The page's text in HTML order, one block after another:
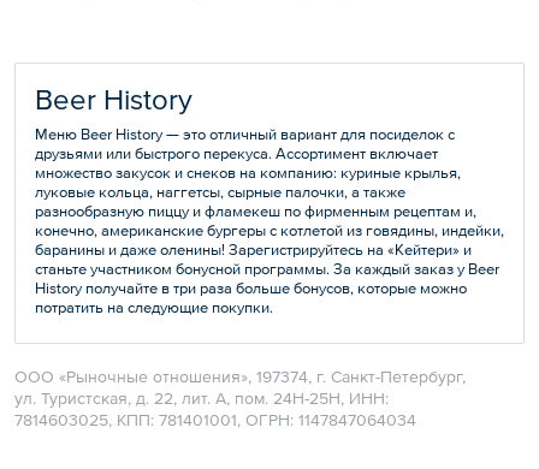
Beer History
Меню Beer History — это отличный вариант для посиделок с
друзьями или быстрого перекуса. Ассортимент включает
множество закусок и снеков на компанию: куриные крылья,
луковые кольца, наггетсы, сырные палочки, а также
разнообразную пиццу и фламекеш по фирменным рецептам и,
конечно, американские бургеры с котлетой из говядины, индейки,
баранины и даже оленины! Зарегистрируйтесь на «Кейтери» и
станьте участником бонусной программы. За каждый заказ у Beer
History получайте в три раза больше бонусов, которые можно
потратить на следующие покупки.
ООО «Рыночные отношения», 197374, г. Санкт-Петербург,
ул. Туристская, д. 22, лит. А, пом. 24Н-25H, ИНН:
7814603025, КПП: 781401001, ОГРН: 1147847064034